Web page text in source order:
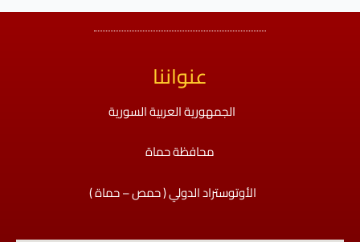
عنواننا
الجمهورية العربية السورية
محافظة حماة
الأوتوستراد الدولي ( حمص – حماة )